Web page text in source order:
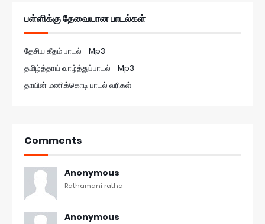
பள்ளிக்கு தேவையான பாடல்கள்
தேசிய கீதம் பாடல் - Mp3
தமிழ்த்தாய் வாழ்த்துப்பாடல் - Mp3
தாயின் மணிக்கொடி பாடல் வரிகள்
Comments
Anonymous
Rathamani ratha
Anonymous